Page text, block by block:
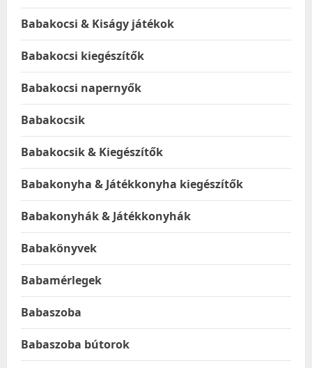
Babakocsi & Kiságy játékok
Babakocsi kiegészítők
Babakocsi napernyők
Babakocsik
Babakocsik & Kiegészítők
Babakonyha & Játékkonyha kiegészítők
Babakonyhák & Játékkonyhák
Babakönyvek
Babamérlegek
Babaszoba
Babaszoba bútorok